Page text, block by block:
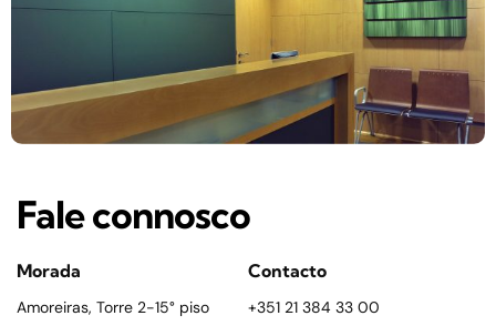
Fale connosco
Morada
Amoreiras, Torre 2-15° piso
Contacto
+351 21 384 33 00